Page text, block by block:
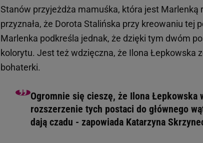
Stanów przyjeżdża mamuśka, która jest Marlenką
przyznała, że Dorota Stalińska przy kreowaniu tej
Marlenka podkreśla jednak, że dzięki tym dwóm
kolorytu. Jest też wdzięczna, że Ilona Łepkowska
bohaterki.
Ogromnie się cieszę, że Ilona Łepkowska
rozszerzenie tych postaci do głównego
dają czadu - zapowiada Katarzyna